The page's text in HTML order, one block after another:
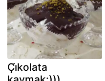
Çi̇kolata